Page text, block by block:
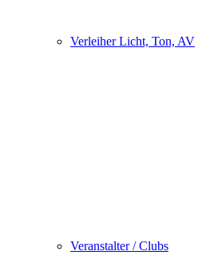
Verleiher Licht, Ton, AV
Veranstalter / Clubs